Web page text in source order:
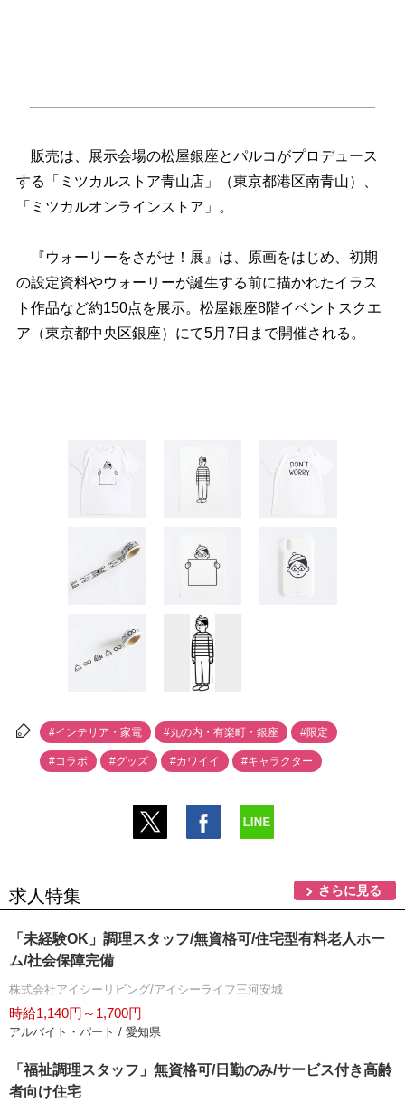
販売は、展示会場の松屋銀座とパルコがプロデュース
する「ミツカルストア青山店」（東京都港区南青山）、
「ミツカルオンラインストア」。
『ウォーリーをさがせ！展』は、原画をはじめ、初期
の設定資料やウォーリーが誕生する前に描かれたイラス
ト作品など約150点を展示。松屋銀座8階イベントスクエ
ア（東京都中央区銀座）にて5月7日まで開催される。
#インテリア・家電 #丸の内・有楽町・銀座 #限定
#コラボ #グッズ #カワイイ #キャラクター
求人特集 さらに見る
「未経験OK」調理スタッフ/無資格可/住宅型有料老人ホー
ム/社会保障完備
株式会社アイシーリビング/アイシーライフ三河安城
時給1,140円～1,700円
アルバイト・パート / 愛知県
「福祉調理スタッフ」無資格可/日勤のみ/サービス付き高齢
者向け住宅